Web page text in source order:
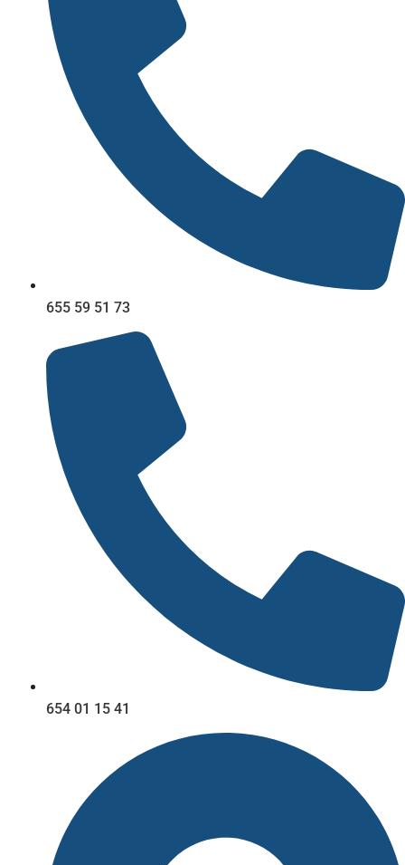
655 59 51 73
654 01 15 41